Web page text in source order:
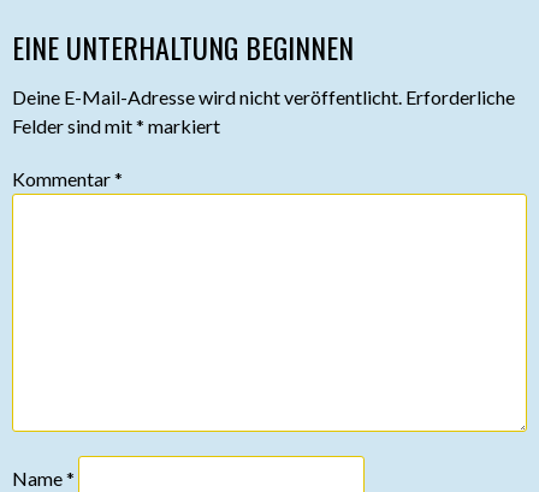
NAVIGATION
EINE UNTERHALTUNG BEGINNEN
Deine E-Mail-Adresse wird nicht veröffentlicht. Erforderliche
Felder sind mit* markiert
Kommentar*
Name*